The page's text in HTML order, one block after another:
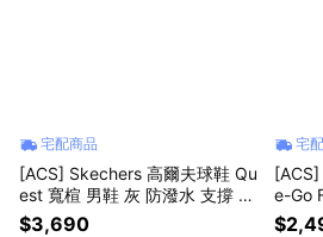
宅配商品
[ACS] Skechers 高爾夫球鞋 Qu
est 寬楦 男鞋 灰 防潑水 支撐 輕
量 214155WGRY
$3,690
宅
e-Go
珍鞋